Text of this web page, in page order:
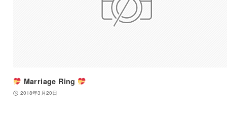
Marriage Ring
2018年3月20日